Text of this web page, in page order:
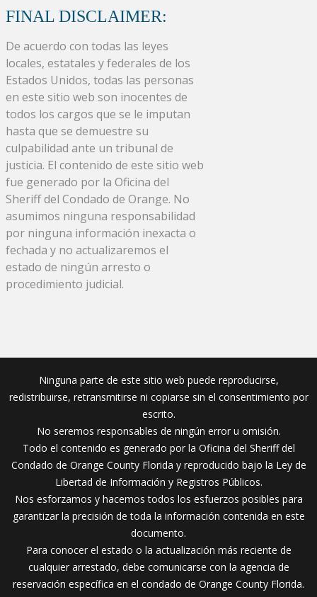
FINAL DISCLAIMER:
De acuerdo con todas las leyes
locales, estatales y federales de los
Estados Unidos, todas las personas
en este sitio web son inocentes de
todos los cargos que se le imputan
hasta que se demuestre su
culpabilidad ante un tribunal de
justicia. El contenido de este sitio web
fue generado por la Oficina del
Sheriff del Condado de Orange. No
asumimos ninguna responsabilidad
por ninguna información inexacta o
fechada y no actualizaremos el
estado de ningún arresto o
procedimiento judicial.
Ninguna parte de este sitio web puede reproducirse,
redistribuirse, retransmitirse ni copiarse sin el consentimiento por
escrito.
No seremos responsables de ningún error u omisión.
Todo el contenido es generado por la Oficina del Sheriff del
Condado de Orange County Florida y reproducido bajo la Ley de
Libertad de Información y Registros Públicos.
Nos esforzamos y hacemos todos los esfuerzos posibles para
garantizar la precisión de toda la información contenida en este
documento.
Para conocer el estado o la actualización más reciente de
cualquier arrestado, debe comunicarse con la agencia de
reservación específica en el condado de Orange County Florida.